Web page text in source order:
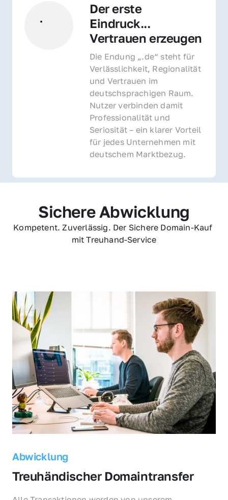
Der erste
Eindruck...
Vertrauen erzeugen
Die Endung „.de“ steht für
Verlässlichkeit, Regionalität
und Vertrauen im
deutschsprachigen Raum.
Nutzer verbinden damit
Professionalität und
Seriosität – ein klarer Vorteil
für jedes Unternehmen mit
deutschem Marktbezug.
Sichere Abwicklung
Kompetent. Zuverlässig. Der Sichere Domain-Kauf
mit Treuhand-Service
Abwicklung
Treuhändischer Domaintransfer